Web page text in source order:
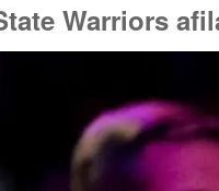
Warriors